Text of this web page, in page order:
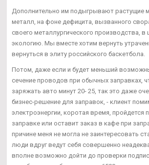
Дополнительно им подыгрывают растущие
металл, на фоне дефицита, вызванного
своего металлургического производства, в
экологию. Мы вместе хотим вернуть
вернуться в элиту российского баскетбола.
Потом, даже если и будет меньший
сечение проводов при обычных заправках,
заряжать авто минут 20- 25, так это даже
бизнес-решение для заправок, - клиент
электроэнергии, коротая время, пройдется
заправке или оставит заказ в кафе при
причине меня не могла не заинтересовать
люди вдруг ведут себя совершенно
вполне возможно дойти до проверки